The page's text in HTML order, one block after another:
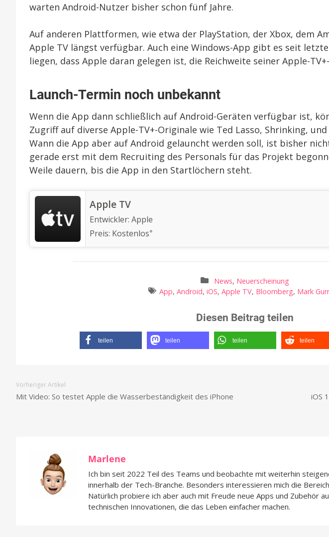
warten Android-Nutzer bisher schon fünf Jahre.
Auf anderen Plattformen, wie etwa der PlayStation, der Xbox, dem
Apple TV längst verfügbar. Auch eine Windows-App gibt es seit
liegen, dass Apple daran gelegen ist, die Reichweite seiner Apple-
Launch-Termin noch unbekannt
Wenn die App dann schließlich auf Android-Geräten verfügbar ist,
Zugriff auf diverse Apple-TV+-Originale wie Ted Lasso, Shrinking,
Wann die App aber auf Android gelauncht werden soll, ist bisher
gerade erst mit dem Recruiting des Personals für das Projekt
Weile dauern, bis die App in den Startlöchern steht.
‎Apple TV
Entwickler: Apple
Preis: Kostenlos+
News, Neuerscheinung
App, Android, iOS, Apple TV, Bloomberg, Mark
Diesen Beitrag teilen
teilen teilen teilen teilen
Vorheriger Artikel
Mit Video: So testet Apple die Wasserbeständigkeit des iPhone iOS
Marlene
Ich bin seit 2022 Teil des Teams und beobachte mit weiterhin
innerhalb der Tech-Branche. Besonders interessieren mich die
Natürlich probiere ich aber auch mit Freude neue Apps und Zubehör
technischen Innovationen, die das Leben einfacher machen.